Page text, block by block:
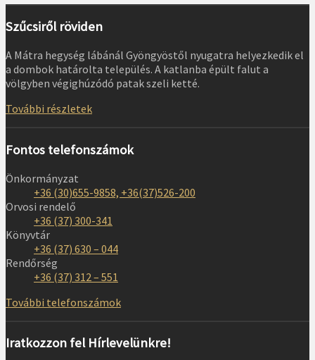
Szűcsiről röviden
A Mátra hegység lábánál Gyöngyöstől nyugatra helyezkedik el
a dombok határolta település. A katlanba épült falut a
völgyben végighúzódó patak szeli ketté.
További részletek
Fontos telefonszámok
Önkormányzat
+36 (30)655-9858, +36(37)526-200
Orvosi rendelő
+36 (37) 300-341
Könyvtár
+36 (37) 630 – 044
Rendőrség
+36 (37) 312 – 551
További telefonszámok
Iratkozzon fel Hírlevelünkre!